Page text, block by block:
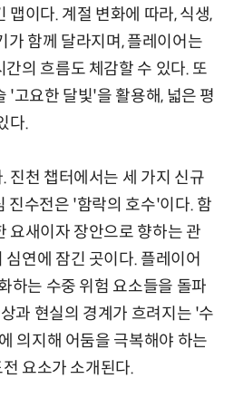
맵이다. 계절 변화에 따라, 식생,
가 함께 달라지며, 플레이어는
의 흐름도 체감할 수 있다. 또
'고요한 달빛'을 활용해, 넓은 평
다.
진천 챕터에서는 세 가지 신규
진수전은 '함락의 호수'이다. 함
요새이자 장안으로 향하는 관
연에 잠긴 곳이다. 플레이어
하는 수중 위험 요소들을 돌파
과 현실의 경계가 흐려지는 '수
의지해 어둠을 극복해야 하는
요소가 소개된다.